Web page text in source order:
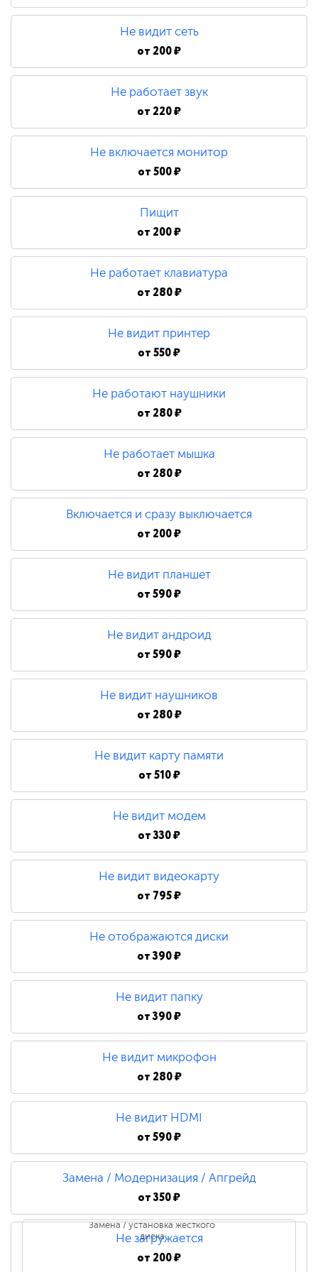
480 ₽
Замена процессора
790 ₽
Не видит сеть
от 200 ₽
Не работает звук
от 220 ₽
Не включается монитор
от500 ₽
Пищит
от 200 ₽
Не работает клавиатура
от 280 ₽
Не видит принтер
от550 ₽
Не работают наушники
от 280 ₽
Не работает мышка
от 280 ₽
Включается и сразу выключается
от 200 ₽
Не видит планшет
от590 ₽
Не видит андроид
от590 ₽
Не видит наушников
от 280 ₽
Не видит карту памяти
от510 ₽
Не видит модем
от330 ₽
Не видит видеокарту
от 795 ₽
Не отображаются диски
от390 ₽
Не видит папку
от390 ₽
Не видит микрофон
от 280 ₽
Не видит HDMI
от590 ₽
Замена / Модернизация / Апгрейд
от350 ₽
Замена / установка жесткого
диска
Не загружается
от 200 ₽